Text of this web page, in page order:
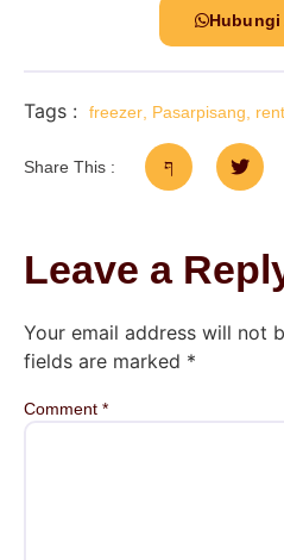
Hubungi
Tags : freezer Pasarpisang
Share This :
Leave a
Your email address will not
fields are marked *
Comment *